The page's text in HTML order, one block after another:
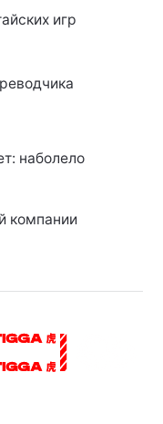
игр
наболело
компании